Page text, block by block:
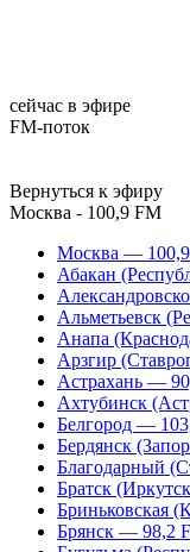
сейчас в эфире
FM-поток
Вернуться к эфиру
Москва - 100,9 FM
Москва —
Абакан
Альметьевск
Анапа
Арзгир
Астрахань —
Ахтубинск
Белгород —
Бердянск
Благодарный
Братск
Бриньковская
Брянск — 98,2